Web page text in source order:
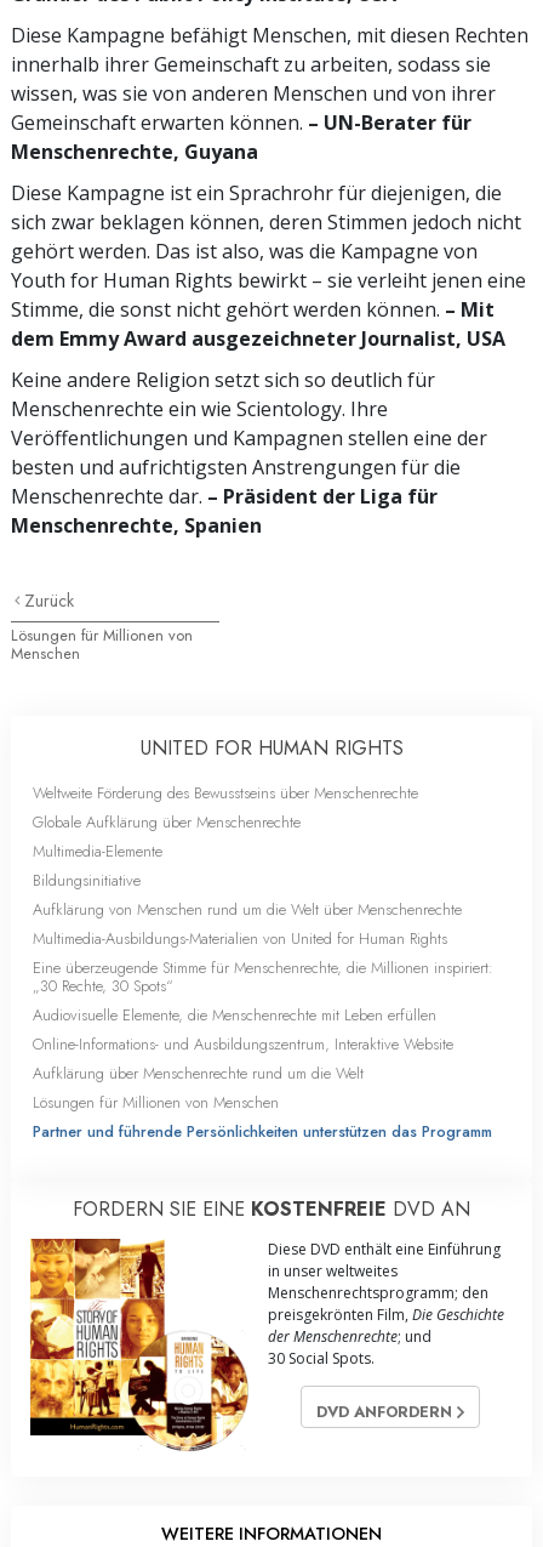
Diese Kampagne befähigt Menschen, mit diesen Rechten
innerhalb ihrer Gemeinschaft zu arbeiten, sodass sie
wissen, was sie von anderen Menschen und von ihrer
Gemeinschaft erwarten können. – UN-Berater für
Menschenrechte, Guyana
Diese Kampagne ist ein Sprachrohr für diejenigen, die
sich zwar beklagen können, deren Stimmen jedoch nicht
gehört werden. Das ist also, was die Kampagne von
Youth for Human Rights bewirkt – sie verleiht jenen eine
Stimme, die sonst nicht gehört werden können. – Mit
dem Emmy Award ausgezeichneter Journalist, USA
Keine andere Religion setzt sich so deutlich für
Menschenrechte ein wie Scientology. Ihre
Veröffentlichungen und Kampagnen stellen eine der
besten und aufrichtigsten Anstrengungen für die
Menschenrechte dar. – Präsident der Liga für
Menschenrechte, Spanien
Zurück
Lösungen für Millionen von
Menschen
UNITED FOR HUMAN RIGHTS
Weltweite Förderung des Bewusstseins über Menschenrechte
Globale Aufklärung über Menschenrechte
Multimedia-Elemente
Bildungsinitiative
Aufklärung von Menschen rund um die Welt über Menschenrechte
Multimedia-Ausbildungs-Materialien von United for Human Rights
Eine überzeugende Stimme für Menschenrechte, die Millionen inspiriert:
„30 Rechte, 30 Spots“
Audiovisuelle Elemente, die Menschenrechte mit Leben erfüllen
Online-Informations- und Ausbildungszentrum, Interaktive Website
Aufklärung über Menschenrechte rund um die Welt
Lösungen für Millionen von Menschen
Partner und führende Persönlichkeiten unterstützen das Programm
FORDERN SIE EINE KOSTENFREIE DVD AN
Diese DVD enthält eine Einführung
in unser weltweites
Menschenrechts­programm; den
preisgekrönten Film, Die Geschichte
der Menschenrechte; und
30 Social Spots.
DVD ANFORDERN
WEITERE INFORMATIONEN